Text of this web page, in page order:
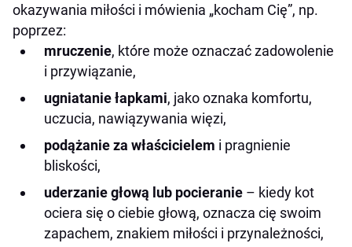
okazywania miłości i mówienia „kocham Cię”, np.
poprzez:
mruczenie, które może oznaczać zadowolenie
i przywiązanie,
ugniatanie łapkami, jako oznaka komfortu,
uczucia, nawiązywania więzi,
podążanie za właścicielem i pragnienie
bliskości,
uderzanie głową lub pocieranie – kiedy kot
ociera się o ciebie głową, oznacza cię swoim
zapachem, znakiem miłości i przynależności,